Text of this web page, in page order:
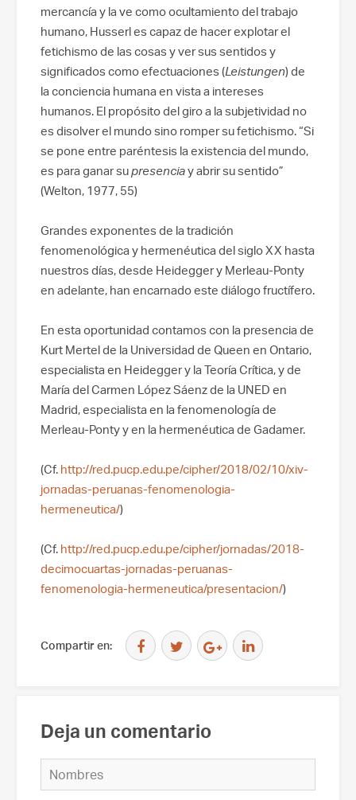
mercancía y la ve como ocultamiento del trabajo
humano, Husserl es capaz de hacer explotar el
fetichismo de las cosas y ver sus sentidos y
significados como efectuaciones (Leistungen) de
la conciencia humana en vista a intereses
humanos. El propósito del giro a la subjetividad no
es disolver el mundo sino romper su fetichismo. “Si
se pone entre paréntesis la existencia del mundo,
es para ganar supresenciay abrir su sentido”
(Welton, 1977, 55)
Grandes exponentes de la tradición
fenomenológica y hermenéutica del siglo XX hasta
nuestros días, desde Heidegger y Merleau-Ponty
en adelante, han encarnado este diálogo fructífero.
En esta oportunidad contamos con la presencia de
Kurt Mertel de la Universidad de Queen en Ontario,
especialista en Heidegger y la Teoría Crítica, y de
María del Carmen López Sáenz de la UNED en
Madrid, especialista en la fenomenología de
Merleau-Ponty y en la hermenéutica de Gadamer.
(Cf. http://red.pucp.edu.pe/cipher/2018/02/10/xiv-
jornadas-peruanas-fenomenologia-
hermeneutica/)
(Cf. http://red.pucp.edu.pe/cipher/jornadas/2018-
decimocuartas-jornadas-peruanas-
fenomenologia-hermeneutica/presentacion/)
Compartir en:
Deja un comentario